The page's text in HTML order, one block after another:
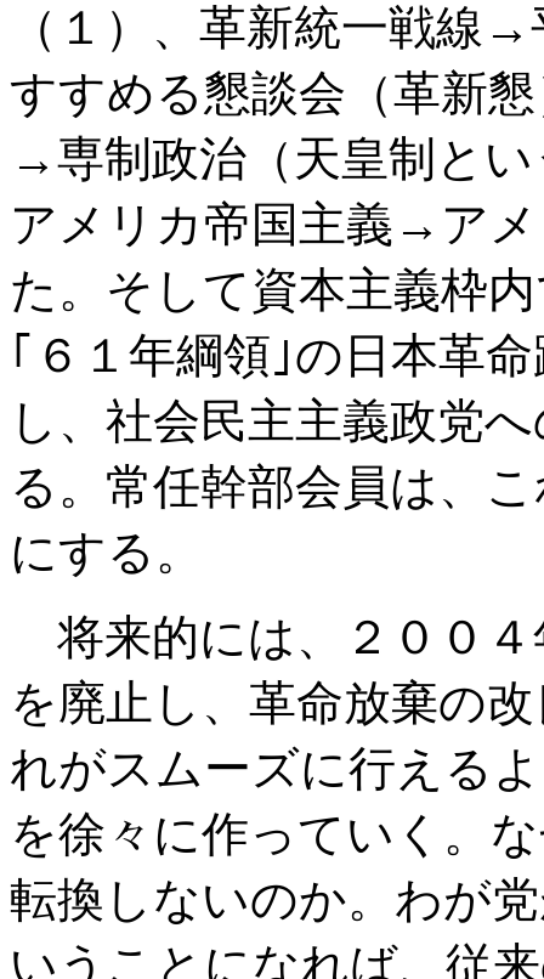
（１）、革新統一戦線
すすめる懇談会（革新
→専制政治（天皇制と
アメリカ帝国主義→ア
た。そして資本主義枠
｢６１年綱領｣の日本革
し、社会民主主義政党
る。常任幹部会員は、
にする。
将来的には、２００４
を廃止し、革命放棄の
れがスムーズに行える
を徐々に作っていく。
転換しないのか。わが
いうことになれば、従